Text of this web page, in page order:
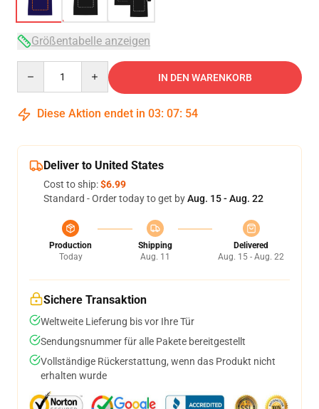
Größentabelle anzeigen
IN DEN WARENKORB
Diese Aktion endet in 03: 07: 53
Deliver to United States
Cost to ship:$6.99
Standard - Order today to get byAug. 15 - Aug. 22
Production
Today
Shipping
Aug. 11
Delivered
Aug. 15 - Aug. 22
Sichere Transaktion
Weltweite Lieferung bis vor Ihre Tür
Sendungsnummer für alle Pakete bereitgestellt
Vollständige Rückerstattung, wenn das Produkt nicht
erhalten wurde